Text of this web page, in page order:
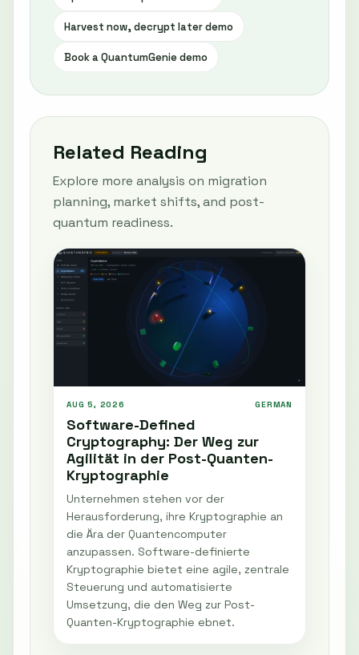
Harvest now, decrypt later demo
Book a QuantumGenie demo
Related Reading
Explore more analysis on migration
planning, market shifts, and post-
quantum readiness.
AUG 5, 2026 GERMAN
Software-Defined
Cryptography: Der Weg zur
Agilität in der Post-Quanten-
Kryptographie
Unternehmen stehen vor der
Herausforderung, ihre Kryptographie an
die Ära der Quantencomputer
anzupassen. Software-definierte
Kryptographie bietet eine agile, zentrale
Steuerung und automatisierte
Umsetzung, die den Weg zur Post-
Quanten-Kryptographie ebnet.